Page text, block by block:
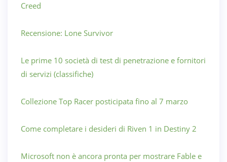
Creed
Recensione: Lone Survivor
Le prime 10 società di test di penetrazione e fornitori
di servizi (classifiche)
Collezione Top Racer posticipata fino al 7 marzo
Come completare i desideri di Riven 1 in Destiny 2
Microsoft non è ancora pronta per mostrare Fable e